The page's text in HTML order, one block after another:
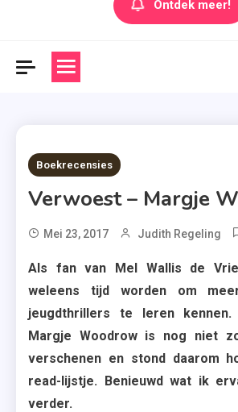
Ontdek meer!
6 MINS READ
Boekrecensies
Verwoest – Margje
Mei 23, 2017 Judith Regeling
Als fan van Mel Wallis de
weleens tijd worden om
jeugdthrillers te leren
Margje Woodrow is nog niet
verschenen en stond daarom
read-lijstje. Benieuwd wat ik
verder.